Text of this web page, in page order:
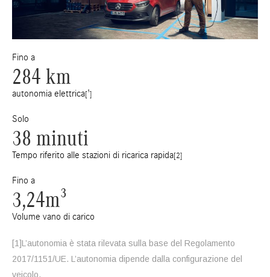
Fino a
284 km
autonomia elettrica[¹]
Solo
38 minuti
Tempo riferito alle stazioni di ricarica rapida[2]
Fino a
3,24m³
Volume vano di carico
[1]L’autonomia è stata rilevata sulla base del Regolamento
2017/1151/UE. L’autonomia dipende dalla configurazione del
veicolo.